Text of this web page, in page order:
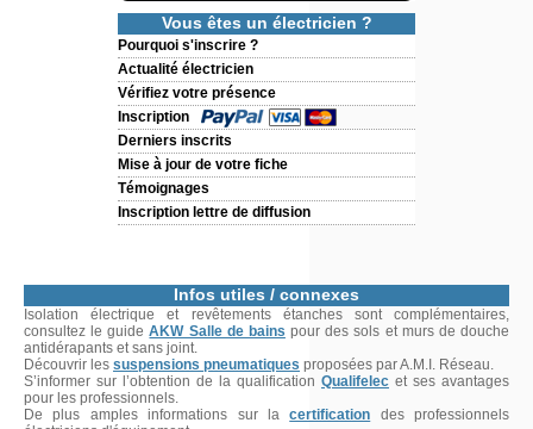
Vous êtes un électricien ?
Pourquoi s'inscrire ?
Actualité électricien
Vérifiez votre présence
Inscription
Derniers inscrits
Mise à jour de votre fiche
Témoignages
Inscription lettre de diffusion
Infos utiles / connexes
Isolation électrique et revêtements étanches sont complémentaires,
consultez le guideAKW Salle de bains pour des sols et murs de douche
antidérapants et sans joint.
Découvrir les suspensions pneumatiques proposées par A.M.I. Réseau.
S’informer sur l’obtention de la qualification Qualifelec et ses avantages
pour les professionnels.
De plus amples informations sur lacertification des professionnels